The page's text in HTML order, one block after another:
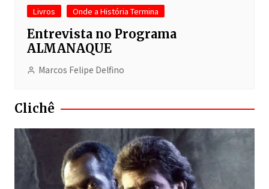
Livros Onde a História Termina
Entrevista no Programa
ALMANAQUE
Marcos Felipe Delfino
Clichê